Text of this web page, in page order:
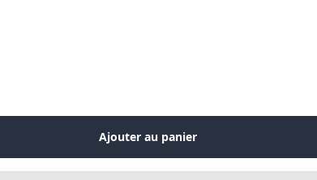
Ajouter au panier